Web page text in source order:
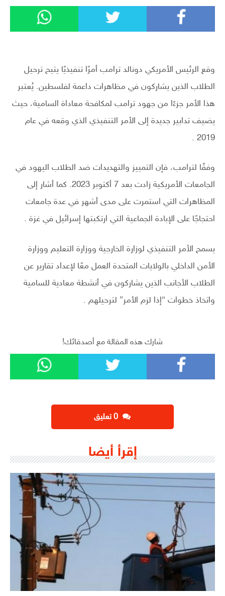
وقع الرئيس الأمريكي دونالد ترامب أمرًا تنفيذيًا يتيح ترحيل
الطلاب الذين يشاركون في مظاهرات داعمة لفلسطين. يُعتبر
هذا الأمر جزءًا من جهود ترامب لمكافحة معاداة السامية، حيث
يضيف تدابير جديدة إلى الأمر التنفيذي الذي وقعه في عام
2019 .
وفقًا لترامب، فإن التمييز والتهديدات ضد الطلاب اليهود في
الجامعات الأمريكية زادت بعد 7 أكتوبر 2023. كما أشار إلى
المظاهرات التي استمرت على مدى أشهر في عدة جامعات
احتجاجًا على الإبادة الجماعية التي ارتكبتها إسرائيل في غزة .
يسمح الأمر التنفيذي لوزارة الخارجية ووزارة التعليم ووزارة
الأمن الداخلي بالولايات المتحدة العمل معًا لإعداد تقارير عن
الطلاب الأجانب الذين يشاركون في أنشطة معادية للسامية
واتخاذ خطوات “إذا لزم الأمر” لترحيلهم .
شارك هذه المقالة مع أصدقائك!
إقرأ أيضا